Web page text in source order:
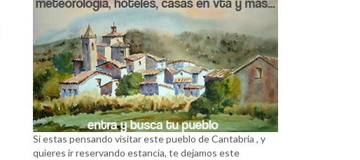
Si estas pensando visitar este pueblo de Cantabria , y
quieres ir reservando estancia, te dejamos este